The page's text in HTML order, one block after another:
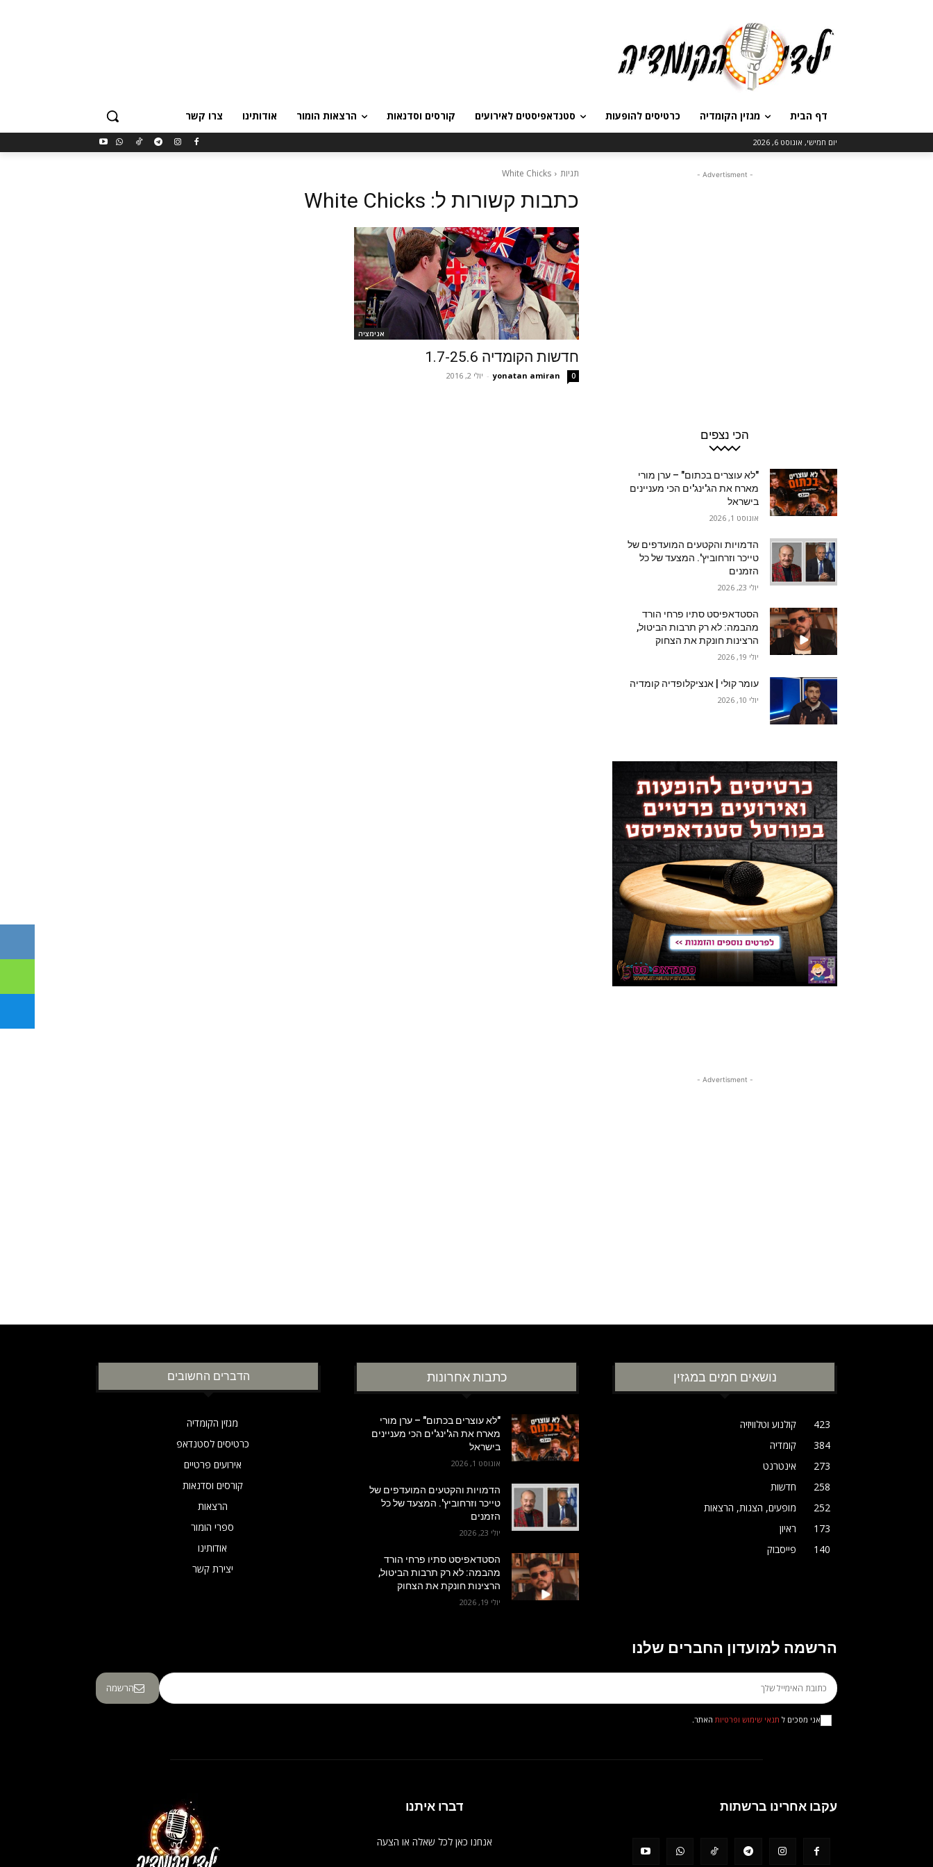
דף הבית מגזין הקומדיה כרטיסים להופעות סטנדאפיסטים לאירועים קורסים וסדנאות הרצאות הומור אודותינו צרו קשר
יום חמישי, אוגוסט 6, 2026
תגיות White Chicks
כתבות קשורות ל: White Chicks
אנימציה
חדשות הקומדיה 1.7-25.6
yonatan amiran
- יולי 2, 2016 0
- Advertisment -
הכי נצפים
"לא עוצרים בכתום" – ערן מורי
מארח את הג'ינג'ים הכי מעניינים
בישראל
אוגוסט 1, 2026
הדמויות והקטעים המועדפים של
טייכר וזרחוביץ'. המצעד של כל
הזמנים
יולי 23, 2026
הסטדאפיסט סתיו פרחי הורד
מהבמה: לא רק תרבות הביטול,
הרצינות חונקת את הצחוק
יולי 19, 2026
עומר קולי | אנציקלופדיה קומדיה
יולי 10, 2026
- Advertisment -
הדברים החשובים
מגזין הקומדיה
כרטיסים לסטנדאפ
אירועים פרטיים
קורסים וסדנאות
הרצאות
ספרי הומור
אודותינו
יצירת קשר
כתבות אחרונות
"לא עוצרים בכתום" – ערן מורי
מארח את הג'ינג'ים הכי מעניינים
בישראל
אוגוסט 1, 2026
הדמויות והקטעים המועדפים של
טייכר וזרחוביץ'. המצעד של כל
הזמנים
יולי 23, 2026
הסטדאפיסט סתיו פרחי הורד
מהבמה: לא רק תרבות הביטול,
הרצינות חונקת את הצחוק
יולי 19, 2026
נושאים חמים במגזין
קולנוע וטלוויזיה
423
קומדיה
384
אינטרנט
273
חדשות
258
מופעים, הצגות, הרצאות
252
ראיון
173
פייסבוק
140
הרשמה למועדון החברים שלנו
הרשמה
אני מסכים ל תנאי שימוש ופרטיותהאתר.
דברו איתנו
אנחנו כאן לכל שאלה או הצעה
עקבו אחרינו ברשתות